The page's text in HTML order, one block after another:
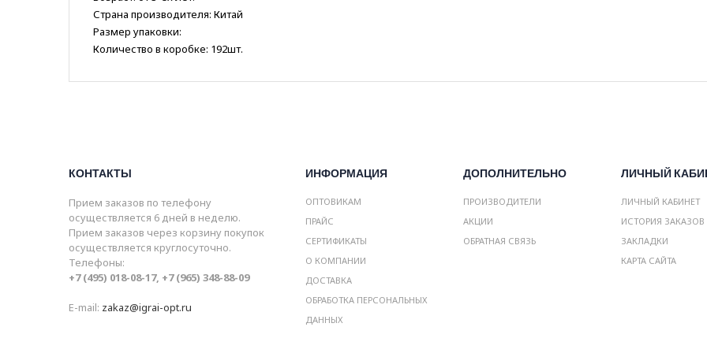
Страна производителя: Китай
Размер упаковки:
Количество в коробке: 192шт.
КОНТАКТЫ
Прием заказов по телефону
осуществляется 6 дней в неделю.
Прием заказов через корзину покупок
осуществляется круглосуточно.
Телефоны:
+7 (495) 018-08-17, +7 (965) 348-88-09
E-mail: zakaz@igrai-opt.ru
ИНФОРМАЦИЯ
ОПТОВИКАМ
ПРАЙС
СЕРТИФИКАТЫ
О КОМПАНИИ
ДОСТАВКА
ОБРАБОТКА ПЕРСОНАЛЬНЫХ
ДАННЫХ
ДОПОЛНИТЕЛЬНО
ПРОИЗВОДИТЕЛИ
АКЦИИ
ОБРАТНАЯ СВЯЗЬ
ЛИЧНЫЙ
ЛИЧНЫЙ КАБИНЕТ
ИСТОРИЯ ЗАКАЗОВ
ЗАКЛАДКИ
КАРТА САЙТА